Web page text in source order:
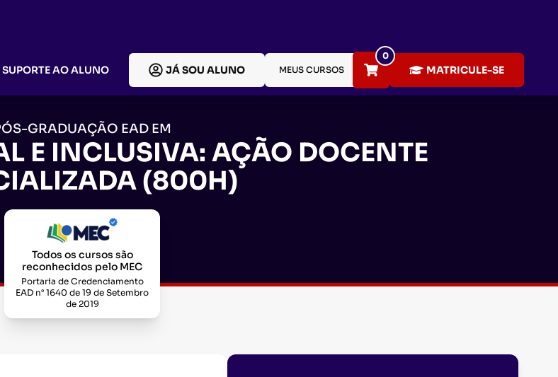
SUPORTE AO ALUNO JÁ SOU ALUNO MEUS CURSOS
0
MATRICULE-SE
GRADUAÇÃO EAD EM
E INCLUSIVA: AÇÃO DOCENTE
(800H)
Todos os cursos são
reconhecidos pelo MEC
Portaria de Credenciamento
EAD n° 1640 de 19 de Setembro
de 2019